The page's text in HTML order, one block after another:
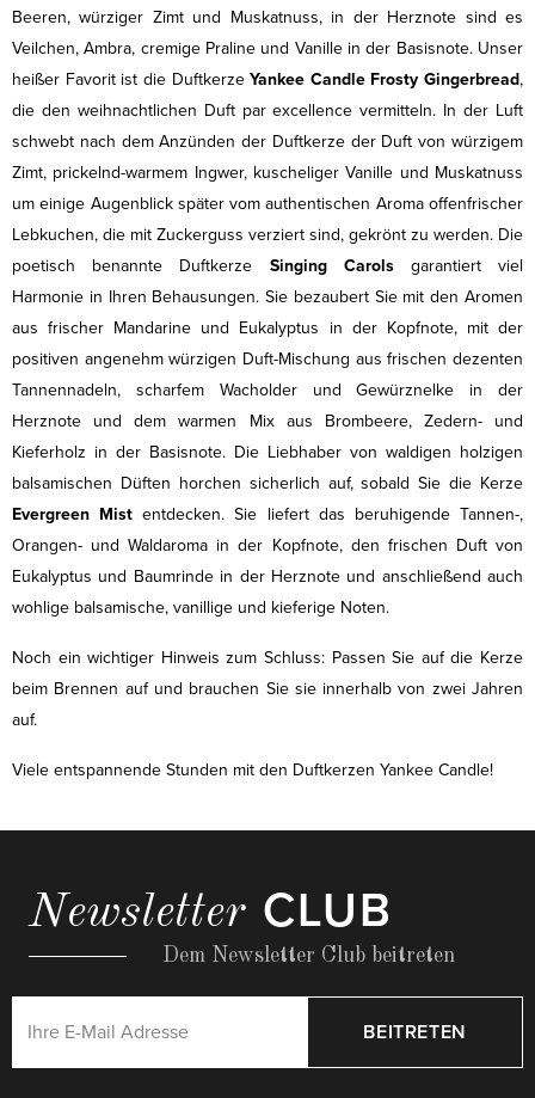
Beeren, würziger Zimt und Muskatnuss, in der Herznote sind es
Veilchen, Ambra, cremige Praline und Vanille in der Basisnote. Unser
heißer Favorit ist die DuftkerzeYankee Candle Frosty Gingerbread,
die den weihnachtlichen Duft par excellence vermitteln. In der Luft
schwebt nach dem Anzünden der Duftkerze der Duft von würzigem
Zimt, prickelnd-warmem Ingwer, kuscheliger Vanille und Muskatnuss
um einige Augenblick später vom authentischen Aroma offenfrischer
Lebkuchen, die mit Zuckerguss verziert sind, gekrönt zu werden. Die
poetisch benannte Duftkerze Singing Carolsgarantiert viel
Harmonie in Ihren Behausungen. Sie bezaubert Sie mit den Aromen
aus frischer Mandarine und Eukalyptus in der Kopfnote, mit der
positiven angenehm würzigen Duft-Mischung aus frischen dezenten
Tannennadeln, scharfem Wacholder und Gewürznelke in der
Herznote und dem warmen Mix aus Brombeere, Zedern- und
Kieferholz in der Basisnote. Die Liebhaber von waldigen holzigen
balsamischen Düften horchen sicherlich auf, sobald Sie die Kerze
Evergreen Mist entdecken. Sie liefert das beruhigende Tannen-,
Orangen- und Waldaroma in der Kopfnote, den frischen Duft von
Eukalyptus und Baumrinde in der Herznote und anschließend auch
wohlige balsamische, vanillige und kieferige Noten.
Noch ein wichtiger Hinweis zum Schluss: Passen Sie auf die Kerze
beim Brennen auf und brauchen Sie sie innerhalb von zwei Jahren
auf.
Viele entspannende Stunden mit den Duftkerzen Yankee Candle!
Newsletter CLUB
Dem Newsletter Club beitreten
BEITRETEN